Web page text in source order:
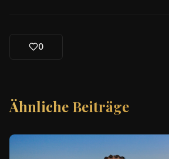
0
Ähnliche Beiträge